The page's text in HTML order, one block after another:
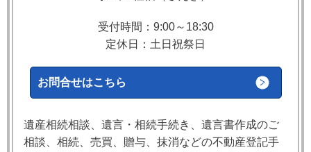
受付時間：9:00～18:30
定休日：土日祝祭日
お問合せはこちら
遺産相続相談、遺言・相続手続き、遺言書作成のご
相談、相続、売買、贈与、抹消などの不動産登記手